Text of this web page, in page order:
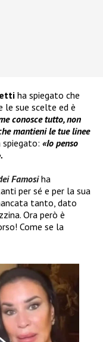
ha spiegato che
sue scelte ed è
conosce tutto, non
mantieni le tue linee
«Io penso
Famosiha
per sé e per la sua
tanto, dato
Ora però è
Come se la